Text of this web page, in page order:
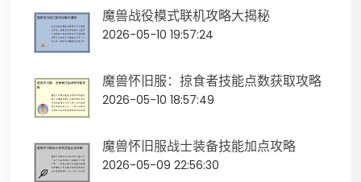
魔兽战役模式联机攻略大揭秘
2026-05-10 19:57:24
魔兽怀旧服：掠食者技能点数获取攻略
2026-05-10 18:57:49
魔兽怀旧服战士装备技能加点攻略
2026-05-09 22:56:30